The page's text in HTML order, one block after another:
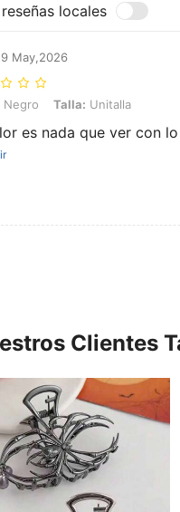
locales
9 May,2026
Talla: Unitalla
Negro Talla: Unitalla
es nada que ver con lo
Clientes